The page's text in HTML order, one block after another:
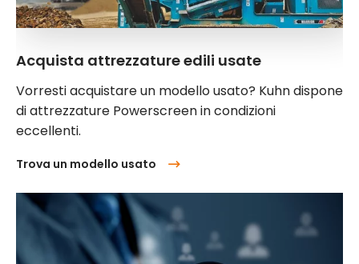
Acquista attrezzature edili usate
Vorresti acquistare un modello usato? Kuhn dispone
di attrezzature Powerscreen in condizioni
eccellenti.
Trova un modello usato